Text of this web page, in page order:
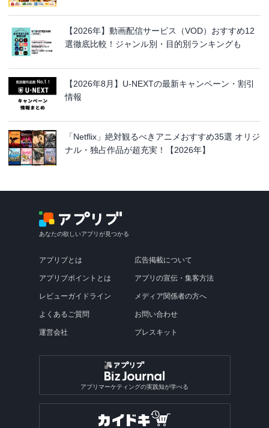
【2026年】動画配信サービス（VOD）おすすめ12
選徹底比較！ジャンル別・目的別ランキングも
【2026年8月】U-NEXTの最新キャンペーン・割引
情報
「Netflix」絶対観るべきアニメおすすめ35選 オリジ
ナル・独占作品が超充実！【2026年】
あなたの欲しいアプリが見つかる
アプリブとは
アプリブポイントとは
レビューガイドライン
よくあるご質問
運営会社
広告掲載について
アプリの宣伝・集客方法
メディア関係者の方へ
お問い合わせ
プレスキット
アプリマーケティングの実践知が学べる